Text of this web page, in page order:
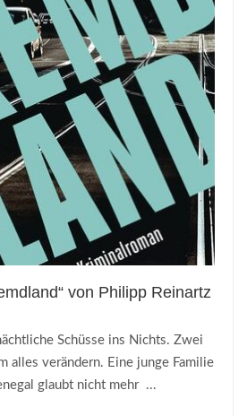
von Philipp Reinartz
Schüsse ins Nichts. Zwei
alles verändern. Eine junge Familie
glaubt nicht mehr ...